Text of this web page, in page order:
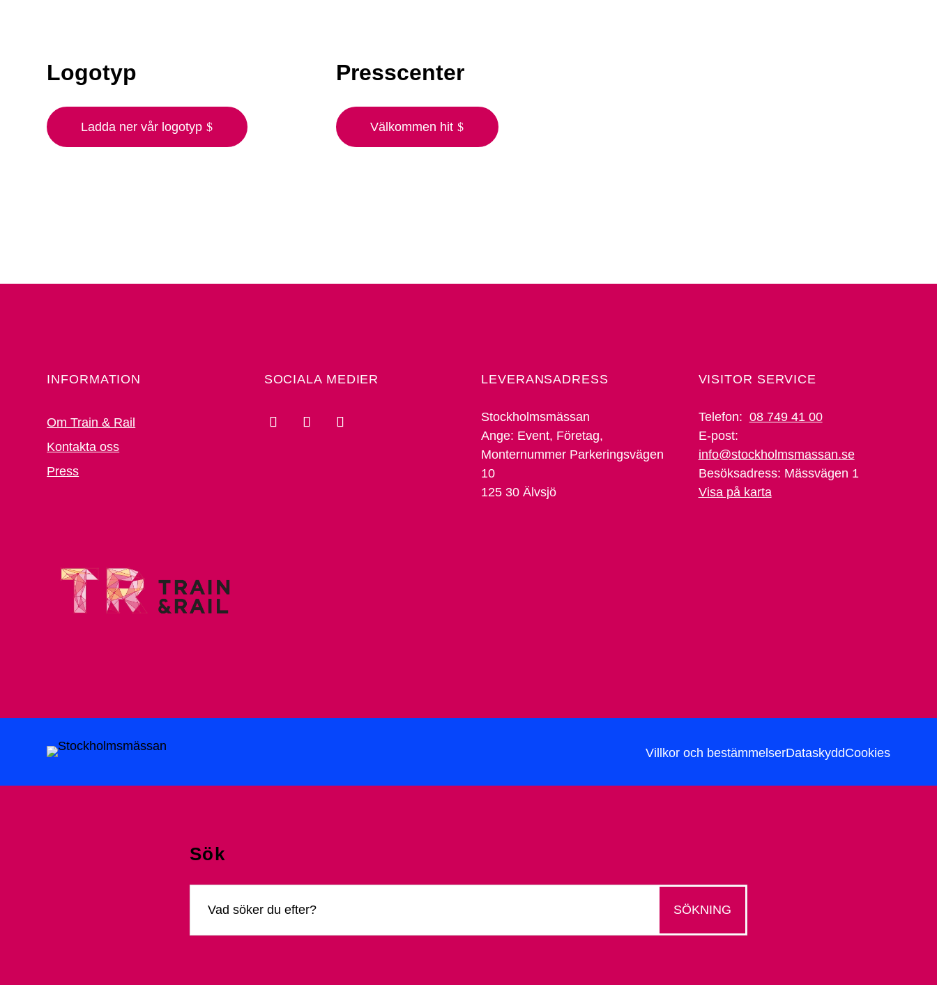
Logotyp
Ladda ner vår logotyp
Presscenter
Välkommen hit
INFORMATION
Om Train & Rail
Kontakta oss
Press
SOCIALA MEDIER LEVERANSADRESS
Stockholmsmässan
Ange: Event, Företag,
Monternummer Parkeringsvägen
10
125 30 Älvsjö
VISITOR SERVICE
Telefon: 08 749 41 00
E-post:
info@stockholmsmassan.se
Besöksadress: Mässvägen 1
Visa på karta
Villkor och bestämmelserDataskyddCookies
Sök
efter: